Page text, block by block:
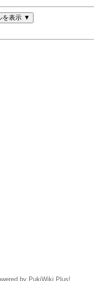
を表示 ▼
by PukiWiki Plus!